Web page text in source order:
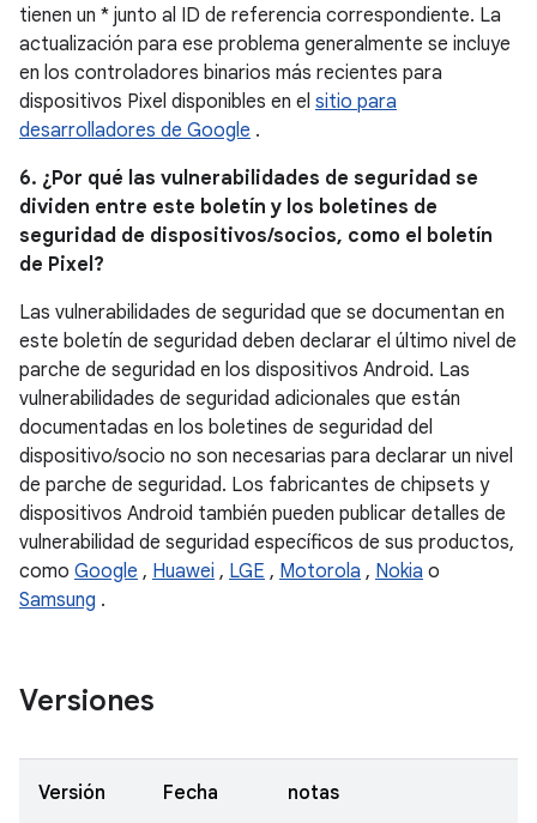
tienen un * junto al ID de referencia correspondiente. La
actualización para ese problema generalmente se incluye
en los controladores binarios más recientes para
dispositivos Pixel disponibles en el sitio para
desarrolladores de Google .
6. ¿Por qué las vulnerabilidades de seguridad se
dividen entre este boletín y los boletines de
seguridad de dispositivos/socios, como el boletín
de Pixel?
Las vulnerabilidades de seguridad que se documentan en
este boletín de seguridad deben declarar el último nivel de
parche de seguridad en los dispositivos Android. Las
vulnerabilidades de seguridad adicionales que están
documentadas en los boletines de seguridad del
dispositivo/socio no son necesarias para declarar un nivel
de parche de seguridad. Los fabricantes de chipsets y
dispositivos Android también pueden publicar detalles de
vulnerabilidad de seguridad específicos de sus productos,
como Google , Huawei , LGE , Motorola , Nokia o
Samsung .
Versiones
Versión Fecha notas